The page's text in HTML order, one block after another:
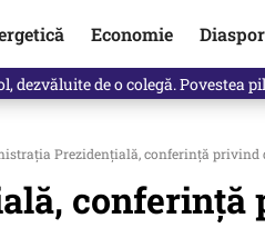
Economie
întâmplă!“ Propunerea Oanei
Prezidenţială, conferință